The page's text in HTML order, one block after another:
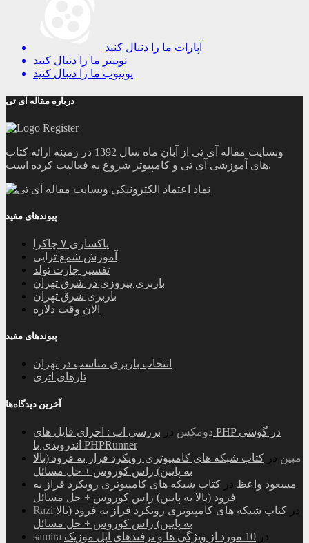
آپارات ما را دنبال کنید
توییتر ما را دنبال کنید
یوتیوب ما را دنبال کنید
درباره مقاله آی تی
وبسایت مقاله آی تی از آبان ماه سال 1392 در زمینه ارائه کتاب
های آموزشی آی تی و کامپیوتر شروع به فعالیت کرده است.
پیوندهای مفید
پاکسازی ۷ چاکرا
آموزش شمع تراپی
تفسیر چارت تولد
باربری پیروزی در شرق تهران
باربری شرق تهران
الان وقت دلاره
پیوندهای مفید
انتخاب باربری مناسب در تهران
تارهای اتری
آخرین دیدگاه‌ها
دومکس در بررسی اپ : اجرای فایل های PHP در گوشی
اندرویدی با PHPRunner
مبین در کتاب شبکه های کامپیوتری رویکرد فراز به فرود (بالا
به پایین) راس کوروس + حل مسائل
مسعود واعظ در کتاب شبکه های کامپیوتری رویکرد فراز به
فرود (بالا به پایین) راس کوروس + حل مسائل
Razi
در کتاب شبکه های کامپیوتری رویکرد فراز به فرود (بالا
به پایین) راس کوروس + حل مسائل
samira
در 10 مورد از ویژگی ها و ترفندهای اپل موزیک